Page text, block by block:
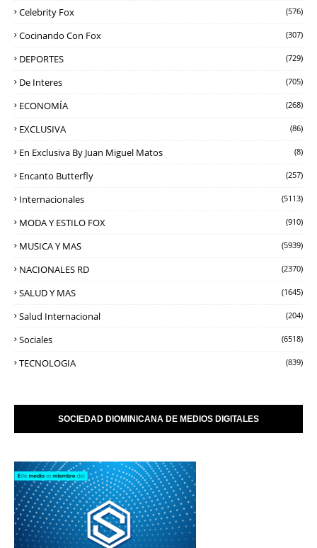
Celebrity Fox (576)
Cocinando Con Fox (307)
DEPORTES (729)
De Interes (705)
ECONOMÍA (268)
EXCLUSIVA (86)
En Exclusiva By Juan Miguel Matos (8)
Encanto Butterfly (257)
Internacionales (5113)
MODA Y ESTILO FOX (910)
MUSICA Y MAS (5939)
NACIONALES RD (2370)
SALUD Y MAS (1645)
Salud Internacional (204)
Sociales (6518)
TECNOLOGIA (839)
SOCIEDAD DIOMINICANA DE MEDIOS DIGITALES